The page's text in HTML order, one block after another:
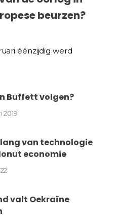
beurzen?
éénzijdig werd
Buffett volgen?
2019
van technologie
economie
valt Oekraïne